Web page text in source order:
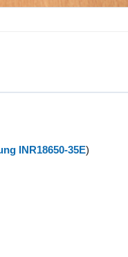
INR18650-35E)